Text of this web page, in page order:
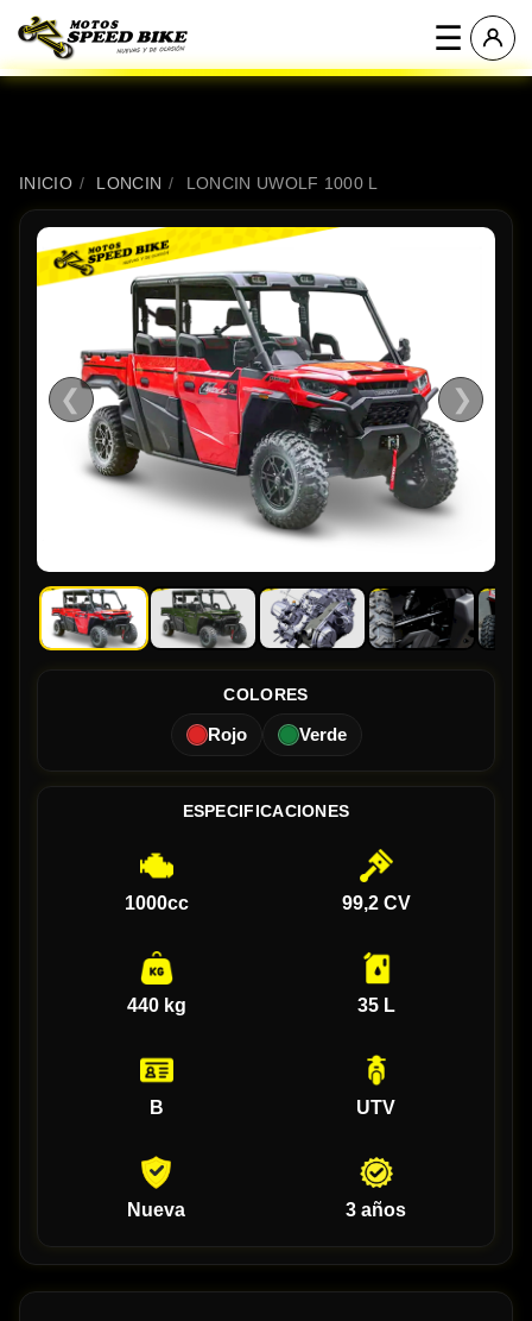
☰
INICIO / LONCIN / LONCIN UWOLF 1000 L
❮ ❯
COLORES
Rojo Verde
ESPECIFICACIONES
1000cc 99,2 CV
440 kg 35 L
B UTV
Nueva 3 años